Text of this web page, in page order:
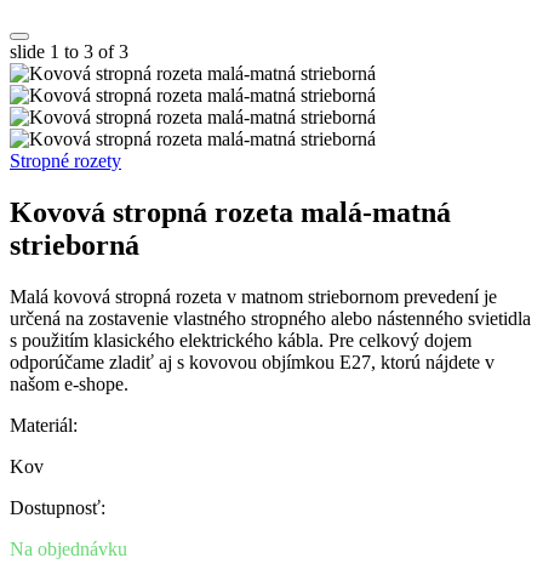
slide 1 to 3 of 3
Stropné rozety
Kovová stropná rozeta malá-matná
strieborná
Malá kovová stropná rozeta v matnom striebornom prevedení je
určená na zostavenie vlastného stropného alebo nástenného svietidla
s použitím klasického elektrického kábla. Pre celkový dojem
odporúčame zladiť aj s kovovou objímkou E27, ktorú nájdete v
našom e-shope.
Materiál:
Kov
Dostupnosť:
Na objednávku